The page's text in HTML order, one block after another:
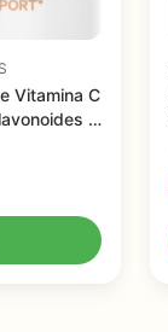
Vitamina C
-